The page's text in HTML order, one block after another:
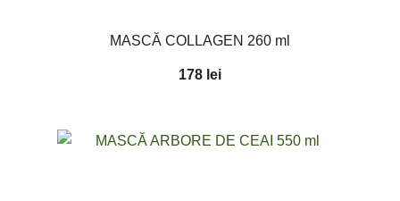
MASCĂ COLLAGEN 260 ml
178 lei